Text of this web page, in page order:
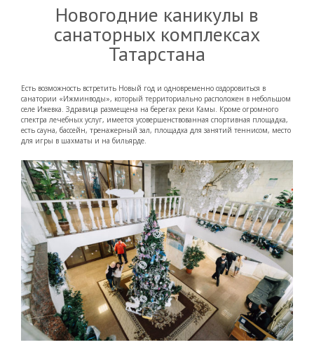
Новогодние каникулы в
санаторных комплексах
Татарстана
Есть возможность встретить Новый год и одновременно оздоровиться в
санатории «Ижминводы», который территориально расположен в небольшом
селе Ижевка. Здравица размещена на берегах реки Камы. Кроме огромного
спектра лечебных услуг, имеется усовершенствованная спортивная площадка,
есть сауна, бассейн, тренажерный зал, площадка для занятий теннисом, место
для игры в шахматы и на бильярде.